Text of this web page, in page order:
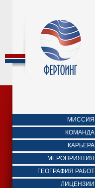
МИССИЯ
КОМАНДА
КАРЬЕРА
МЕРОПРИЯТИЯ
ГЕОГРАФИЯ РАБОТ
ЛИЦЕНЗИИ